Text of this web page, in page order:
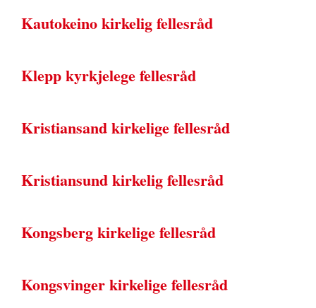
Kautokeino kirkelig fellesråd
Klepp kyrkjelege fellesråd
Kristiansand kirkelige fellesråd
Kristiansund kirkelig fellesråd
Kongsberg kirkelige fellesråd
Kongsvinger kirkelige fellesråd